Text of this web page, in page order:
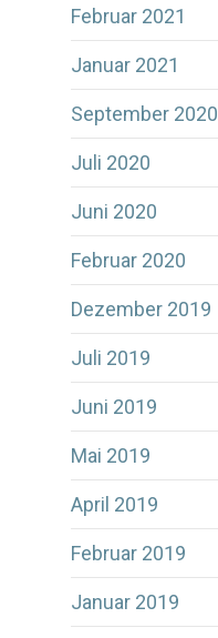
Februar 2021
Januar 2021
September 2020
Juli 2020
Juni 2020
Februar 2020
Dezember 2019
Juli 2019
Juni 2019
Mai 2019
April 2019
Februar 2019
Januar 2019